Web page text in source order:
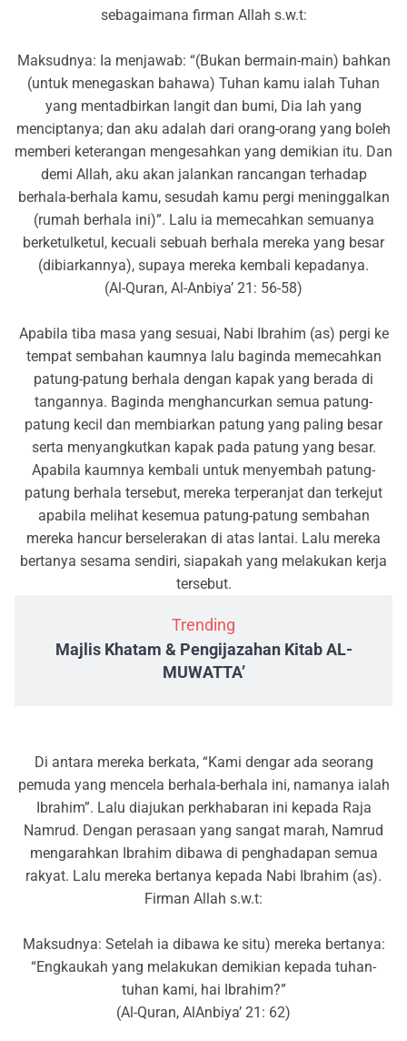
sebagaimana firman Allah s.w.t:
Maksudnya: Ia menjawab: “(Bukan bermain-main) bahkan
(untuk menegaskan bahawa) Tuhan kamu ialah Tuhan
yang mentadbirkan langit dan bumi, Dia lah yang
menciptanya; dan aku adalah dari orang-orang yang boleh
memberi keterangan mengesahkan yang demikian itu. Dan
demi Allah, aku akan jalankan rancangan terhadap
berhala-berhala kamu, sesudah kamu pergi meninggalkan
(rumah berhala ini)”. Lalu ia memecahkan semuanya
berketulketul, kecuali sebuah berhala mereka yang besar
(dibiarkannya), supaya mereka kembali kepadanya.
(Al-Quran, Al-Anbiya’ 21: 56-58)
Apabila tiba masa yang sesuai, Nabi Ibrahim (as) pergi ke
tempat sembahan kaumnya lalu baginda memecahkan
patung-patung berhala dengan kapak yang berada di
tangannya. Baginda menghancurkan semua patung-
patung kecil dan membiarkan patung yang paling besar
serta menyangkutkan kapak pada patung yang besar.
Apabila kaumnya kembali untuk menyembah patung-
patung berhala tersebut, mereka terperanjat dan terkejut
apabila melihat kesemua patung-patung sembahan
mereka hancur berselerakan di atas lantai. Lalu mereka
bertanya sesama sendiri, siapakah yang melakukan kerja
tersebut.
Trending
Majlis Khatam & Pengijazahan Kitab AL-
MUWATTA’
Di antara mereka berkata, “Kami dengar ada seorang
pemuda yang mencela berhala-berhala ini, namanya ialah
Ibrahim”. Lalu diajukan perkhabaran ini kepada Raja
Namrud. Dengan perasaan yang sangat marah, Namrud
mengarahkan Ibrahim dibawa di penghadapan semua
rakyat. Lalu mereka bertanya kepada Nabi Ibrahim (as).
Firman Allah s.w.t:
Maksudnya: Setelah ia dibawa ke situ) mereka bertanya:
“Engkaukah yang melakukan demikian kepada tuhan-
tuhan kami, hai Ibrahim?”
(Al-Quran, AlAnbiya’ 21: 62)